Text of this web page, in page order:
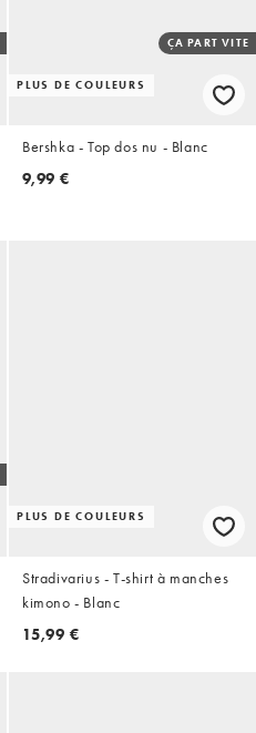
PLUS DE COULEURS
ÇA PART VITE
Bershka - Top dos nu - Blanc
9,99 €
PLUS DE COULEURS
Stradivarius - T-shirt à manches
kimono - Blanc
15,99 €